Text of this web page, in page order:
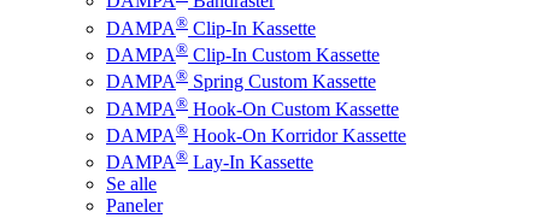
DAMPA® Clip-In Kassette
DAMPA® Clip-In Custom Kassette
DAMPA® Spring Custom Kassette
DAMPA® Hook-On Custom Kassette
DAMPA® Hook-On Korridor Kassette
DAMPA® Lay-In Kassette
Se alle
Paneler